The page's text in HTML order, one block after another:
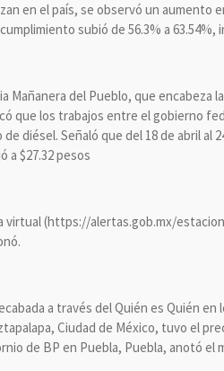
en el país, se observó un aumento
subió de 56.3% a
Mañanera del Pueblo, que encabeza
que los trabajos entre el gobierno
diésel. Señaló que del 18 de abril al
a $27.32 pesos
virtual (https://alertas.gob.mx/
a través del Quién es Quién
Ciudad de México, tuvo el
de BP en Puebla, Puebla, anotó el